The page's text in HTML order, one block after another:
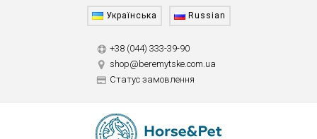
Українська Russian
+38 (044) 333-39-90
shop@beremytske.com.ua
Статус замовлення